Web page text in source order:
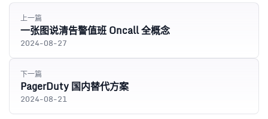
上一篇
一张图说清告警值班 Oncall 全概念
2024-08-27
下一篇
PagerDuty 国内替代方案
2024-08-21